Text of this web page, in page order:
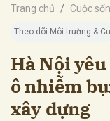
Trang chủ Cuộc
Theo dõi Môi trường &
Hà Nội
ô nhiễm
xây dựng